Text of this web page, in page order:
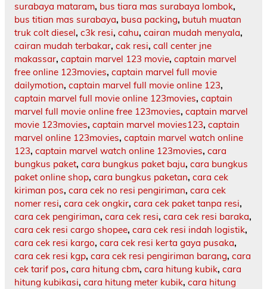
surabaya mataram, bus tiara mas surabaya lombok,
bus titian mas surabaya, busa packing, butuh muatan
truk colt diesel, c3k resi, cahu, cairan mudah menyala,
cairan mudah terbakar, cak resi, call center jne
makassar, captain marvel 123 movie, captain marvel
free online 123movies, captain marvel full movie
dailymotion, captain marvel full movie online 123,
captain marvel full movie online 123movies, captain
marvel full movie online free 123movies, captain marvel
movie 123movies, captain marvel movies123, captain
marvel online 123movies, captain marvel watch online
123, captain marvel watch online 123movies, cara
bungkus paket, cara bungkus paket baju, cara bungkus
paket online shop, cara bungkus paketan, cara cek
kiriman pos, cara cek no resi pengiriman, cara cek
nomer resi, cara cek ongkir, cara cek paket tanpa resi,
cara cek pengiriman, cara cek resi, cara cek resi baraka,
cara cek resi cargo shopee, cara cek resi indah logistik,
cara cek resi kargo, cara cek resi kerta gaya pusaka,
cara cek resi kgp, cara cek resi pengiriman barang, cara
cek tarif pos, cara hitung cbm, cara hitung kubik, cara
hitung kubikasi, cara hitung meter kubik, cara hitung